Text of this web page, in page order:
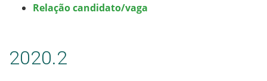
Relação candidato/vaga
2020.2